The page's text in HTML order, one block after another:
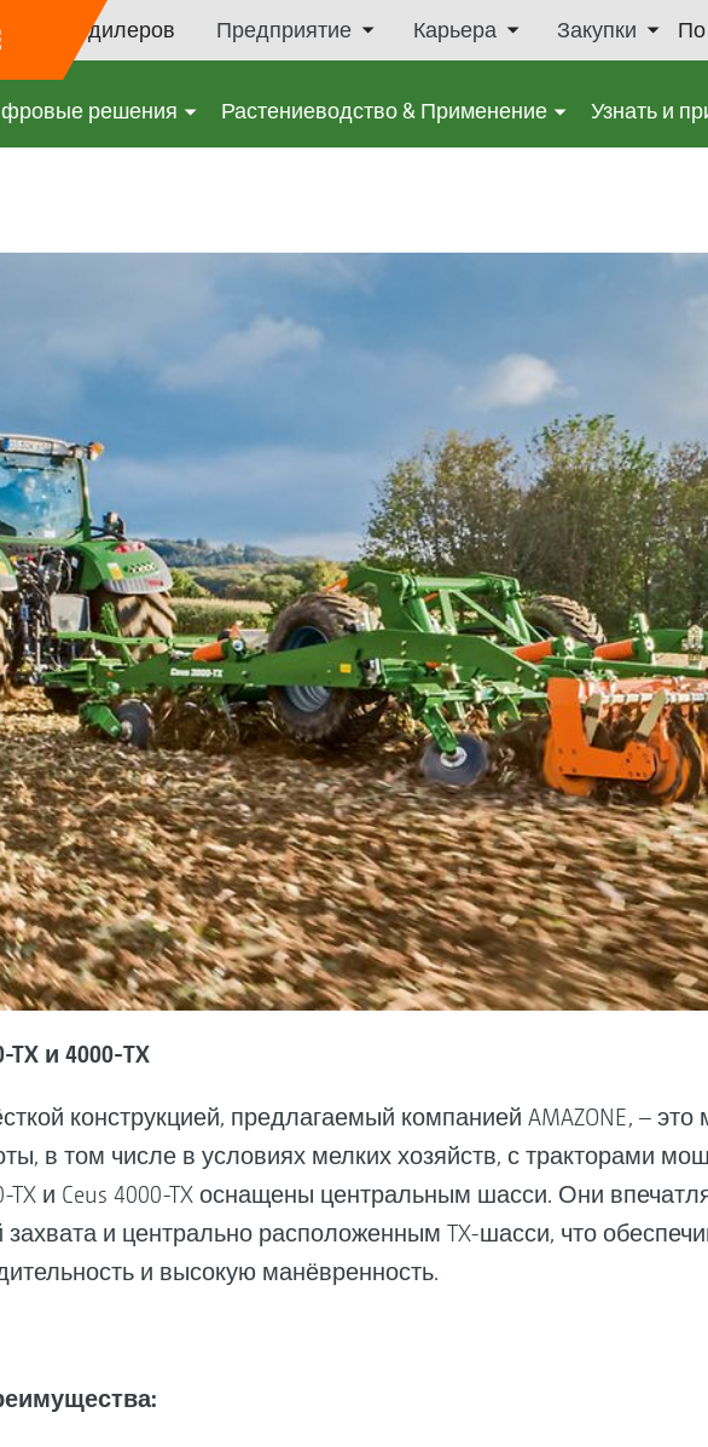
Поиск дилеров Предприятие Карьера Закупки По
решения Растениеводство & Применение Узнать и
TX и 4000-TX
конструкцией, предлагаемый компанией AMAZONE, –
в том числе в условиях мелких хозяйств, с тракторами
TX и Ceus 4000-TX оснащены центральным шасси. Они
и центрально расположенным TX-шасси, что
и высокую манёвренность.